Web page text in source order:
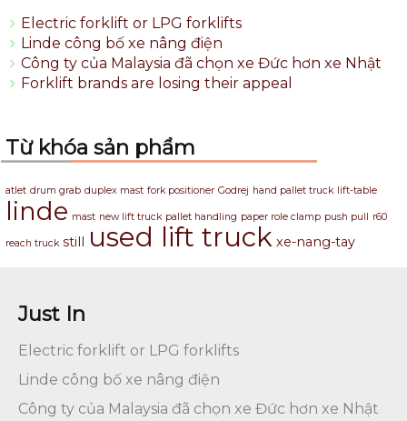
Electric forklift or LPG forklifts
Linde công bố xe nâng điện
Công ty của Malaysia đã chọn xe Đức hơn xe Nhật
Forklift brands are losing their appeal
Từ khóa sản phẩm
atlet drum grab duplex mast fork positioner Godrej hand pallet truck lift-table
linde mast new lift truck pallet handling paper role clamp push pull r60
reach truck still used lift truck xe-nang-tay
Just In
Electric forklift or LPG forklifts
Linde công bố xe nâng điện
Công ty của Malaysia đã chọn xe Đức hơn xe Nhật